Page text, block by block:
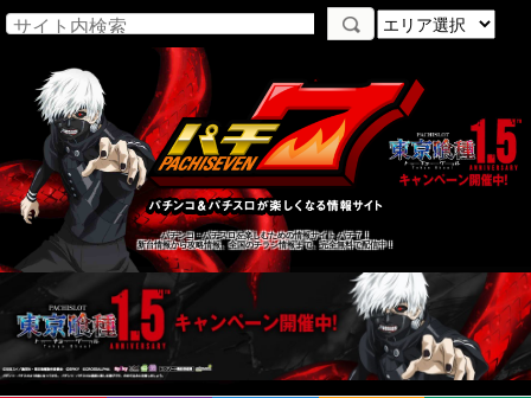
パチンコ・パチスロを楽しむための情報サイト パチ７！
新台情報から攻略情報、全国のチラシ情報まで、完全無料で配信中！